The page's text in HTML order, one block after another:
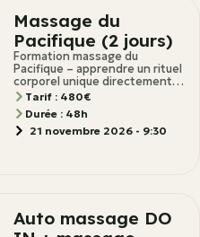
Massage du
Pacifique (2 jours)
Formation massage du
Pacifique – apprendre un rituel
corporel unique directement
auprès de son concepteur
Description Cette formation
en massage
Tarif : 480€
Durée : 48h
21 novembre 2026 - 9:30
Auto massage DO